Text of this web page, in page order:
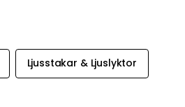
Ljusstakar & Ljuslyktor